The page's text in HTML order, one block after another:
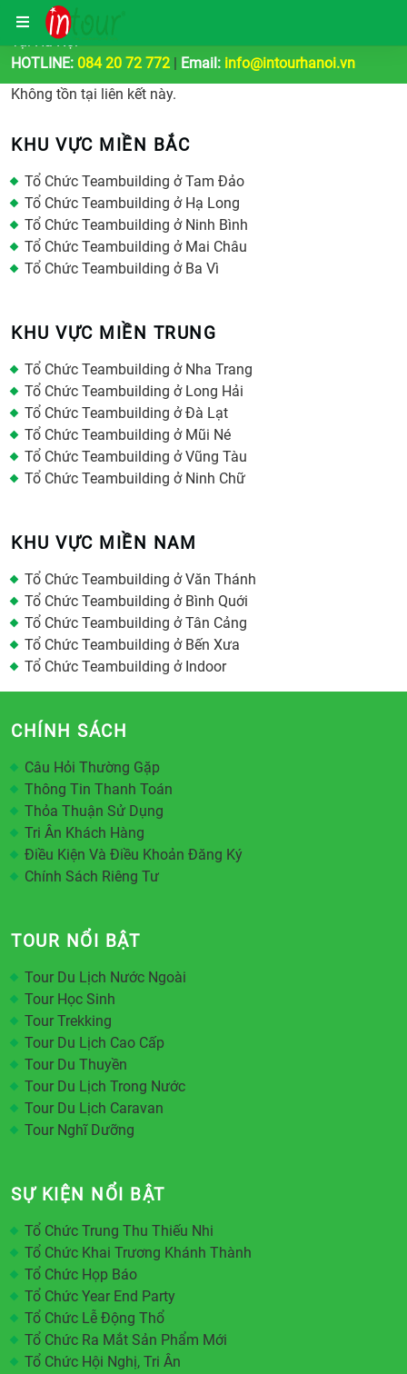
Công Ty Tổ Chức Tour Du Lịch | Teambuilding & Sự Kiện
Tại Hà Nội
HOTLINE: 084 20 72 772 | Email: info@intourhanoi.vn
Không tồn tại liên kết này.
KHU VỰC MIỀN BẮC
Tổ Chức Teambuilding ở Tam Đảo
Tổ Chức Teambuilding ở Hạ Long
Tổ Chức Teambuilding ở Ninh Bình
Tổ Chức Teambuilding ở Mai Châu
Tổ Chức Teambuilding ở Ba Vì
KHU VỰC MIỀN TRUNG
Tổ Chức Teambuilding ở Nha Trang
Tổ Chức Teambuilding ở Long Hải
Tổ Chức Teambuilding ở Đà Lạt
Tổ Chức Teambuilding ở Mũi Né
Tổ Chức Teambuilding ở Vũng Tàu
Tổ Chức Teambuilding ở Ninh Chữ
KHU VỰC MIỀN NAM
Tổ Chức Teambuilding ở Văn Thánh
Tổ Chức Teambuilding ở Bình Quới
Tổ Chức Teambuilding ở Tân Cảng
Tổ Chức Teambuilding ở Bến Xưa
Tổ Chức Teambuilding ở Indoor
CHÍNH SÁCH
Câu Hỏi Thường Gặp
Thông Tin Thanh Toán
Thỏa Thuận Sử Dụng
Tri Ân Khách Hàng
Điều Kiện Và Điều Khoản Đăng Ký
Chính Sách Riêng Tư
TOUR NỔI BẬT
Tour Du Lịch Nước Ngoài
Tour Học Sinh
Tour Trekking
Tour Du Lịch Cao Cấp
Tour Du Thuyền
Tour Du Lịch Trong Nước
Tour Du Lịch Caravan
Tour Nghĩ Dưỡng
SỰ KIỆN NỔI BẬT
Tổ Chức Trung Thu Thiếu Nhi
Tổ Chức Khai Trương Khánh Thành
Tổ Chức Họp Báo
Tổ Chức Year End Party
Tổ Chức Lễ Động Thổ
Tổ Chức Ra Mắt Sản Phẩm Mới
Tổ Chức Hội Nghị, Tri Ân